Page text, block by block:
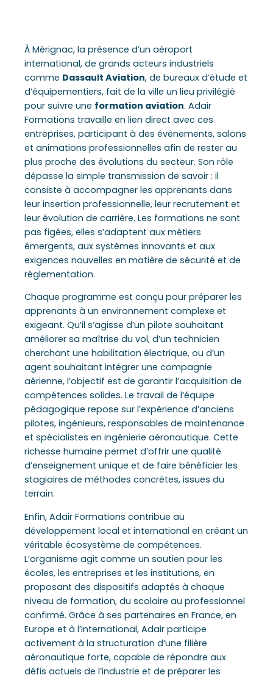
À Mérignac, la présence d’un aéroport
international, de grands acteurs industriels
comme Dassault Aviation, de bureaux d’étude et
d’équipementiers, fait de la ville un lieu privilégié
pour suivre une formation aviation. Adair
Formations travaille en lien direct avec ces
entreprises, participant à des événements, salons
et animations professionnelles afin de rester au
plus proche des évolutions du secteur. Son rôle
dépasse la simple transmission de savoir : il
consiste à accompagner les apprenants dans
leur insertion professionnelle, leur recrutement et
leur évolution de carrière. Les formations ne sont
pas figées, elles s’adaptent aux métiers
émergents, aux systèmes innovants et aux
exigences nouvelles en matière de sécurité et de
réglementation.
Chaque programme est conçu pour préparer les
apprenants à un environnement complexe et
exigeant. Qu’il s’agisse d’un pilote souhaitant
améliorer sa maîtrise du vol, d’un technicien
cherchant une habilitation électrique, ou d’un
agent souhaitant intégrer une compagnie
aérienne, l’objectif est de garantir l’acquisition de
compétences solides. Le travail de l’équipe
pédagogique repose sur l’expérience d’anciens
pilotes, ingénieurs, responsables de maintenance
et spécialistes en ingénierie aéronautique. Cette
richesse humaine permet d’offrir une qualité
d’enseignement unique et de faire bénéficier les
stagiaires de méthodes concrètes, issues du
terrain.
Enfin, Adair Formations contribue au
développement local et international en créant un
véritable écosystème de compétences.
L’organisme agit comme un soutien pour les
écoles, les entreprises et les institutions, en
proposant des dispositifs adaptés à chaque
niveau de formation, du scolaire au professionnel
confirmé. Grâce à ses partenaires en France, en
Europe et à l’international, Adair participe
activement à la structuration d’une filière
aéronautique forte, capable de répondre aux
défis actuels de l’industrie et de préparer les